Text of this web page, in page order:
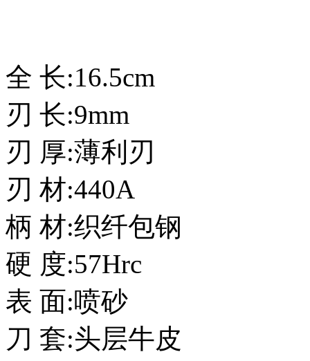
全 长:16.5cm
刃 长:9mm
刃 厚:薄利刃
刃 材:440A
柄 材:织纤包钢
硬 度:57Hrc
表 面:喷砂
刀 套:头层牛皮